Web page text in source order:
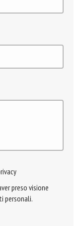
preso visione
personali.